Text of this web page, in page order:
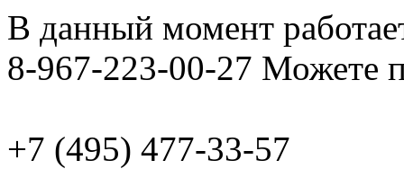
В данный момент
8-967-223-00-27 Можете
+7 (495) 477-33-57